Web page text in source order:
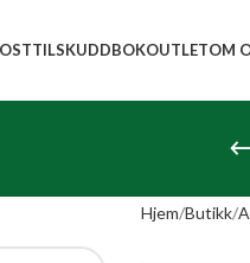
BOKOUTLETOM
Hjem Butikk